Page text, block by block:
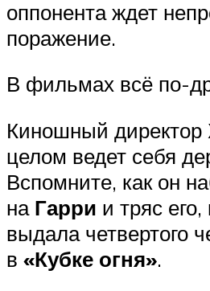
оппонента ждет
поражение.
В фильмах всё по-
Киношный директор
целом ведет себя
Вспомните, как он
на Гарри и тряс
выдала четвертого
в «Кубке огня».